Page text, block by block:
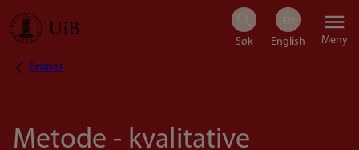
Hopp
Meny
Navigasjonssti
Emner
Metode - kvalitative